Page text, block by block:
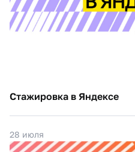
Стажировка в Яндексе
28 июля